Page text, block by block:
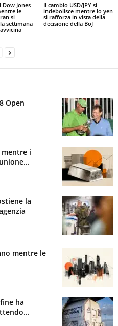
Jones
le
si
settimana
Il cambio USD/JPY si
indebolisce mentre lo yen
si rafforza in vista della
decisione della BoJ
Open
mentre i
la
mentre le
ha